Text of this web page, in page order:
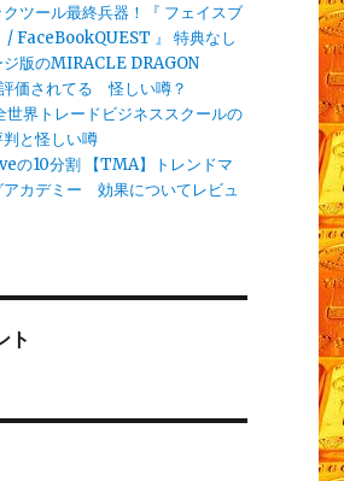
ツール最終兵器！『 フェイスブ
/ FaceBookQUEST 』 特典なし
ジ版のMIRACLE DRAGON
価されてる 怪しい噂？
世界トレードビジネススクールの
と怪しい噂
の10分割 【TMA】トレンドマ
アカデミー 効果についてレビュ
ト